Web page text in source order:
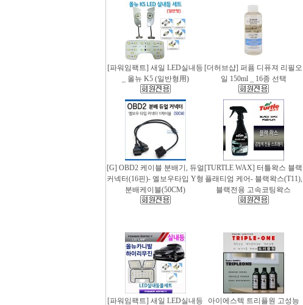
[파워임팩트] 새일 LED실내등
_ 올뉴 K5 (일반형用)
[더허브샵] 퍼퓸 디퓨져 리필오
일 150ml _ 16종 선택
[G] OBD2 케이블 분배기, 듀얼
커넥터(16핀)- 엘보우타입 Y형
분배케이블(50CM)
[TURTLE WAX] 터틀왁스 블랙
플래티엄 케어- 블랙왁스(T11),
블랙전용 고속코팅왁스
[파워임팩트] 새일 LED실내등 아이에스텍 트리플원 고성능